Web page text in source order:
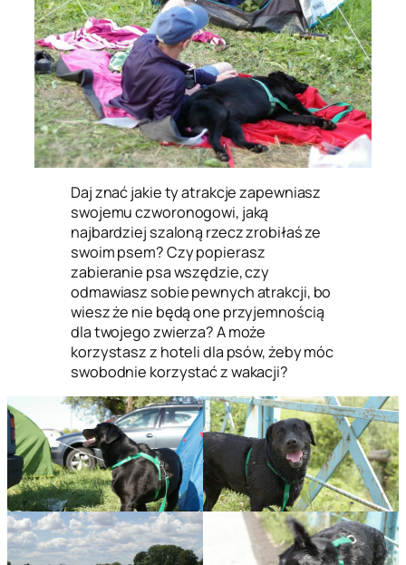
Daj znać jakie ty atrakcje zapewniasz
swojemu czworonogowi, jaką
najbardziej szaloną rzecz zrobiłaś ze
swoim psem? Czy popierasz
zabieranie psa wszędzie, czy
odmawiasz sobie pewnych atrakcji, bo
wiesz że nie będą one przyjemnością
dla twojego zwierza? A może
korzystasz z hoteli dla psów, żeby móc
swobodnie korzystać z wakacji?